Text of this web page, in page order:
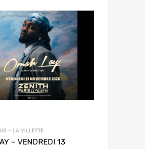
– LA VILLETTE
– VENDREDI 13